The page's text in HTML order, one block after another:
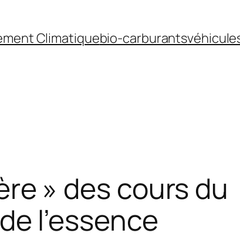
Climatiquebio-carburants
» des cours du
l’essence